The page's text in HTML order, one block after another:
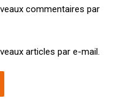
commentaires par
articles par e-mail.